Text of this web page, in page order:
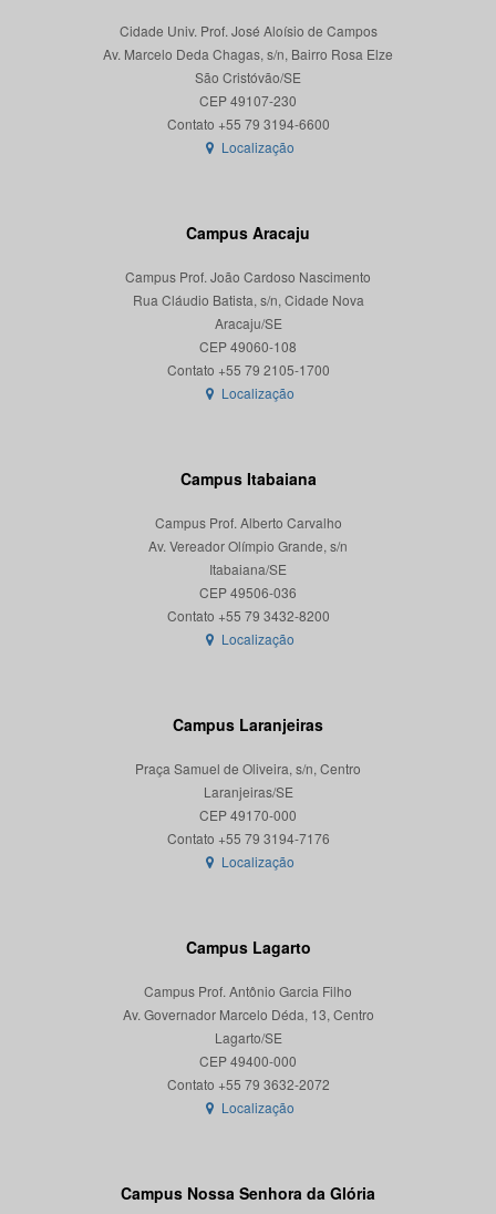
Cidade Univ. Prof. José Aloísio de Campos
Av. Marcelo Deda Chagas, s/n, Bairro Rosa Elze
São Cristóvão/SE
CEP 49107-230
Localização
Campus Aracaju
Campus Prof. João Cardoso Nascimento
Rua Cláudio Batista, s/n, Cidade Nova
Aracaju/SE
CEP 49060-108
Localização
Campus Itabaiana
Campus Prof. Alberto Carvalho
Av. Vereador Olímpio Grande, s/n
Itabaiana/SE
CEP 49506-036
Localização
Campus Laranjeiras
Praça Samuel de Oliveira, s/n, Centro
Laranjeiras/SE
CEP 49170-000
Localização
Campus Lagarto
Campus Prof. Antônio Garcia Filho
Av. Governador Marcelo Déda, 13, Centro
Lagarto/SE
CEP 49400-000
Localização
Campus Nossa Senhora da Glória